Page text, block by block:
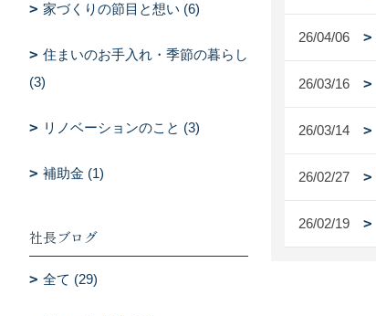
26/04/06
26/03/16
26/03/14
26/02/27
26/02/19
家づくりの節目と想い (6)
住まいのお手入れ・季節の暮らし
(3)
リノベーションのこと (3)
補助金 (1)
社長ブログ
全て (29)